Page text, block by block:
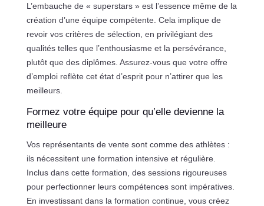
L’embauche de « superstars » est l’essence même de la
création d’une équipe compétente. Cela implique de
revoir vos critères de sélection, en privilégiant des
qualités telles que l’enthousiasme et la persévérance,
plutôt que des diplômes. Assurez-vous que votre offre
d’emploi reflète cet état d’esprit pour n’attirer que les
meilleurs.
Formez votre équipe pour qu’elle devienne la
meilleure
Vos représentants de vente sont comme des athlètes :
ils nécessitent une formation intensive et régulière.
Inclus dans cette formation, des sessions rigoureuses
pour perfectionner leurs compétences sont impératives.
En investissant dans la formation continue, vous créez